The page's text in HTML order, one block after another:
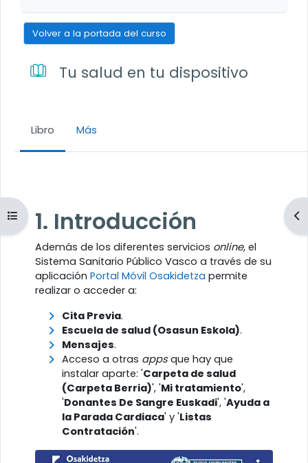
Abrir índice del curso
Volver a la portada del curso
Tu salud en tu dispositivo
Libro Más
1. Introducción
Además de los diferentes servicios online, el
Sistema Sanitario Público Vasco a través de su
aplicación Portal Móvil Osakidetza permite
realizar o acceder a:
Cita Previa.
Escuela de salud (Osasun Eskola).
Mensajes.
Acceso a otras appsque hay que
instalar aparte: 'Carpeta de salud
(Carpeta Berria)', 'Mi tratamiento',
'Donantes De Sangre Euskadi', 'Ayuda a
la Parada Cardiaca' y 'Listas
Contratación'.